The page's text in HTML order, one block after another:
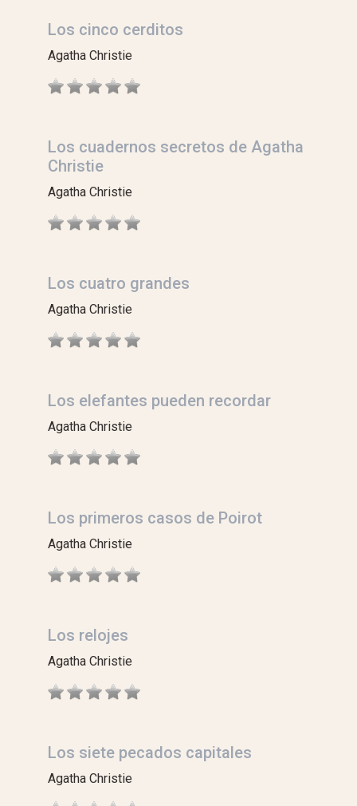
Los cinco cerditos
Agatha Christie
Los cuadernos secretos de Agatha
Christie
Agatha Christie
Los cuatro grandes
Agatha Christie
Los elefantes pueden recordar
Agatha Christie
Los primeros casos de Poirot
Agatha Christie
Los relojes
Agatha Christie
Los siete pecados capitales
Agatha Christie